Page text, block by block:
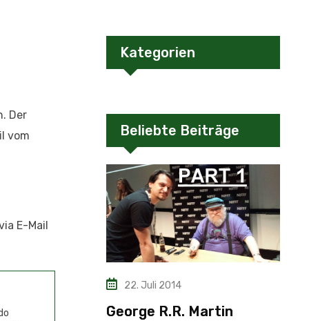
Der
vom
E-Mail
Kategorien
Beliebte Beiträge
22. Juli 2014
George R.R. Martin